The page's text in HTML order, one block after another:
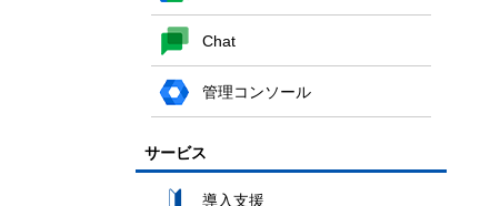
Chat
管理コンソール
サービス
導入支援